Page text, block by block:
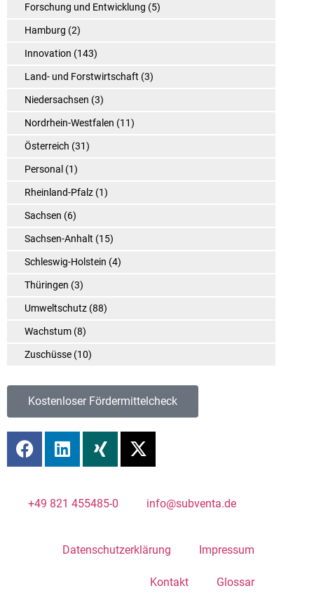
Forschung und Entwicklung (5)
Hamburg (2)
Innovation (143)
Land- und Forstwirtschaft (3)
Niedersachsen (3)
Nordrhein-Westfalen (11)
Österreich (31)
Personal (1)
Rheinland-Pfalz (1)
Sachsen (6)
Sachsen-Anhalt (15)
Schleswig-Holstein (4)
Thüringen (3)
Umweltschutz (88)
Wachstum (8)
Zuschüsse (10)
Kostenloser Fördermittelcheck
+49 821 455485-0 info@subventa.de
Datenschutzerklärung Impressum
Kontakt Glossar